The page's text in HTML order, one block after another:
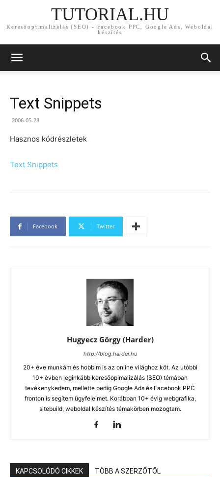
TUTORIAL.HU
Keresőoptimalizálás (SEO) - Facebook PPC, Google Ads, Weboldal
készítés
Text Snippets
2006-05-28
Hasznos kódrészletek
Text Snippets
Facebook Twitter
Hugyecz Görgy (Harder)
http://blog.harder.hu
20+ éve munkám és hobbim is az online világhoz köt. Az utóbbi
10+ évben leginkább keresőopimalizálás (SEO) témában
tevékenykedem, mellette pedig Google Ads és Facebook PPC
fronton is segítem ügyfeleimet. Korábban 10+ évig webgrafika,
sitebuild, weboldal készítés témakörben mozogtam.
KAPCSOLÓDÓ CIKKEK TÖBB A SZERZŐTŐL